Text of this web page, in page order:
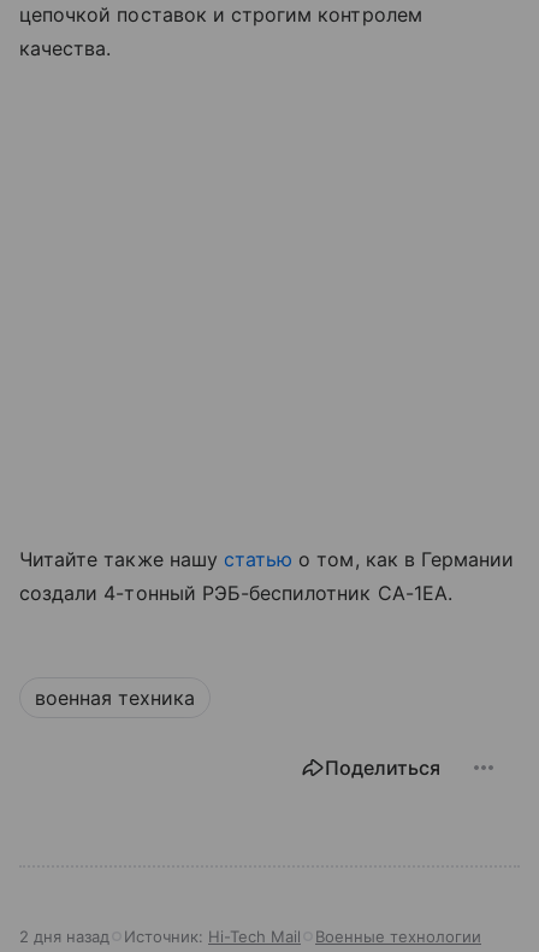
цепочкой поставок и строгим контролем
качества.
Читайте также нашу статью о том, как в Германии
создали 4-тонный РЭБ-беспилотник CA-1EA.
военная техника
Поделиться
2 дня назад Источник: Hi-Tech Mail Военные технологии